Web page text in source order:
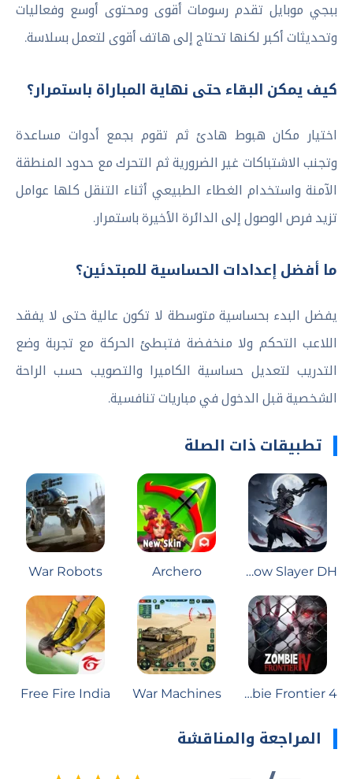
ببجي موبايل تقدم رسومات أقوى ومحتوى أوسع وفعاليات
وتحديثات أكبر لكنها تحتاج إلى هاتف أقوى لتعمل بسلاسة.
كيف يمكن البقاء حتى نهاية المباراة باستمرار؟
اختيار مكان هبوط هادئ ثم تقوم بجمع أدوات مساعدة
وتجنب الاشتباكات غير الضرورية ثم التحرك مع حدود المنطقة
الآمنة واستخدام الغطاء الطبيعي أثناء التنقل كلها عوامل
تزيد فرص الوصول إلى الدائرة الأخيرة باستمرار.
ما أفضل إعدادات الحساسية للمبتدئين؟
يفضل البدء بحساسية متوسطة لا تكون عالية حتى لا يفقد
اللاعب التحكم ولا منخفضة فتبطئ الحركة مع تجربة وضع
التدريب لتعديل حساسية الكاميرا والتصويب حسب الراحة
الشخصية قبل الدخول في مباريات تنافسية.
تطبيقات ذات الصلة
Shadow Slayer DH
Archero
War Robots
Zombie Frontier 4
War Machines
Free Fire India
المراجعة والمناقشة